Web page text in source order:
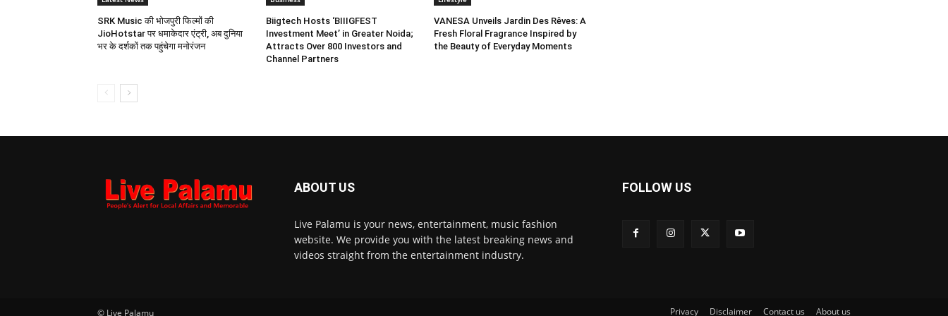
SRK Music की भोजपुरी फिल्मों की
JioHotstar पर धमाकेदार एंट्री, अब दुनिया
भर के दर्शकों तक पहुंचेगा मनोरंजन
Biigtech Hosts ‘BIIIGFEST
Investment Meet’ in Greater Noida;
Attracts Over 800 Investors and
Channel Partners
VANESA Unveils Jardin Des Rêves: A
Fresh Floral Fragrance Inspired by
the Beauty of Everyday Moments
ABOUT US
Live Palamu is your news, entertainment, music fashion
website. We provide you with the latest breaking news and
videos straight from the entertainment industry.
FOLLOW US
© Live Palamu Privacy Disclaimer Contact us About us